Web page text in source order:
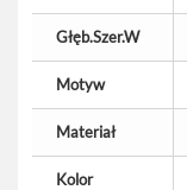
Głęb.Szer.W
Motyw
Materiał
Kolor